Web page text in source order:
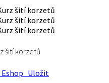
šití korzetů
Uložit